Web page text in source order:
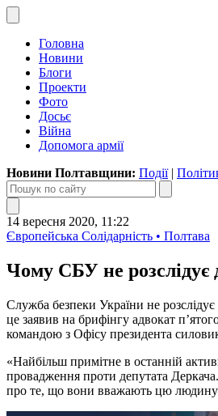
Головна
Новини
Блоги
Проекти
Фото
Досьє
Війна
Допомога армії
Новини Полтавщини: Події|
14 вересня 2020, 11:22
Європейська Солідарність • Полтава
Чому СБУ не розслідує
Служба безпеки України не
це заявив на брифінгу адвокат
командою з Офісу президента
«Найбільш примітне в останній
провадження проти депутата
про те, що вони вважають цю людину